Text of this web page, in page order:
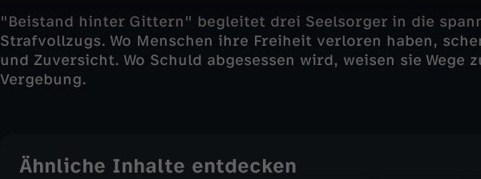
"Beistand hinter Gittern" begleitet drei Seelsorger in die
Strafvollzugs. Wo Menschen ihre Freiheit verloren haben,
und Zuversicht. Wo Schuld abgesessen wird, weisen sie Wege
Vergebung.
Ähnliche Inhalte entdecken